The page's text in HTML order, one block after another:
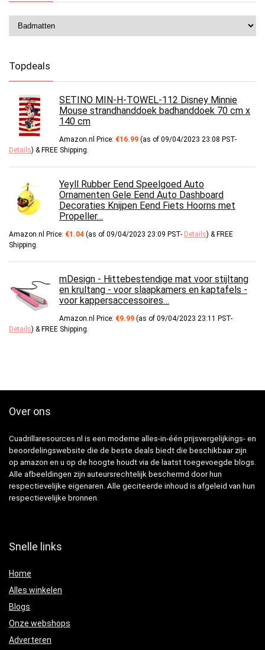
Topdeals
SETINO MIN-H-TOWEL-112 Disney Minnie
Mouse strandhanddoek badhanddoek 70 cm x
140 cm
Amazon.nl Price: €16.99 (as of 09/04/2023 23:08 PST-
Details) & FREE Shipping
Yeyll Rubber Eend Speelgoed Auto
Ornamenten Gele Eend Auto Dashboard
Decoraties Knijpen Eend Fiets Hoorns met
Propeller…
Amazon.nl Price: €1.04 (as of 09/04/2023 23:09 PST- Details) & FREE
Shipping
mDesign - Hittebestendige mat voor stijltang
en krultang - voor slaapkamers en kaptafels -
voor kappersaccessoires…
Amazon.nl Price: €9.99 (as of 09/04/2023 23:11 PST-
Details) & FREE Shipping
Over ons
Cuadrillaresources.nl is een moderne alles-in-één prijsvergelijkings- en
beoordelingswebsite die de beste deals biedt die beschikbaar zijn
op amazon en u op de hoogte houdt via de laatst toegevoegde blogs.
Alle afbeeldingen zijn auteursrechtelijk beschermd door hun
respectievelijke eigenaren. Alle geciteerde inhoud is afgeleid van hun
respectievelijke bronnen.
Snelle links
Home
Alles winkelen
Blogs
Onze webshops
Adverteren